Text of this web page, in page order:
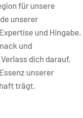
für unsere
unserer
und Hingabe,
und
dich darauf,
unserer
trägt.